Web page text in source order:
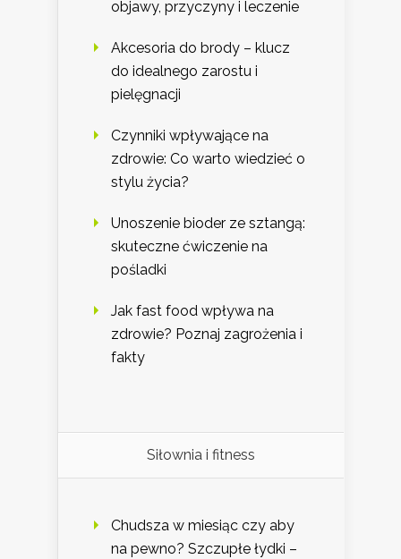
objawy, przyczyny i leczenie
Akcesoria do brody – klucz
do idealnego zarostu i
pielęgnacji
Czynniki wpływające na
zdrowie: Co warto wiedzieć o
stylu życia?
Unoszenie bioder ze sztangą:
skuteczne ćwiczenie na
pośladki
Jak fast food wpływa na
zdrowie? Poznaj zagrożenia i
fakty
Siłownia i fitness
Chudsza w miesiąc czy aby
na pewno? Szczupłe łydki –